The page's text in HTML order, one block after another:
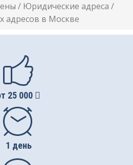
/ Юридические адреса /
адресов в Москве
25 000
1 день